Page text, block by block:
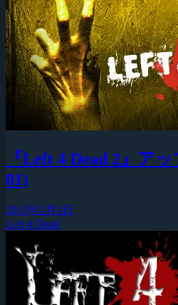
『Left 4 Dead 2』ア
01)
2011年2月2日
Left 4 Dead